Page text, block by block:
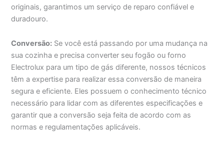
originais, garantimos um serviço de reparo confiável e
duradouro.
Conversão: Se você está passando por uma mudança na
sua cozinha e precisa converter seu fogão ou forno
Electrolux para um tipo de gás diferente, nossos técnicos
têm a expertise para realizar essa conversão de maneira
segura e eficiente. Eles possuem o conhecimento técnico
necessário para lidar com as diferentes especificações e
garantir que a conversão seja feita de acordo com as
normas e regulamentações aplicáveis.